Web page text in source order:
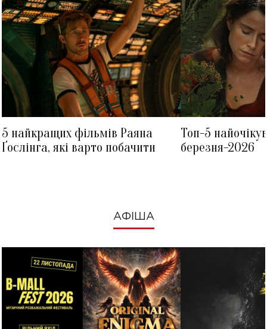
5 найкращих фільмів Раяна
Ґослінга, які варто побачити
Топ-5
березня-2026
АФІША